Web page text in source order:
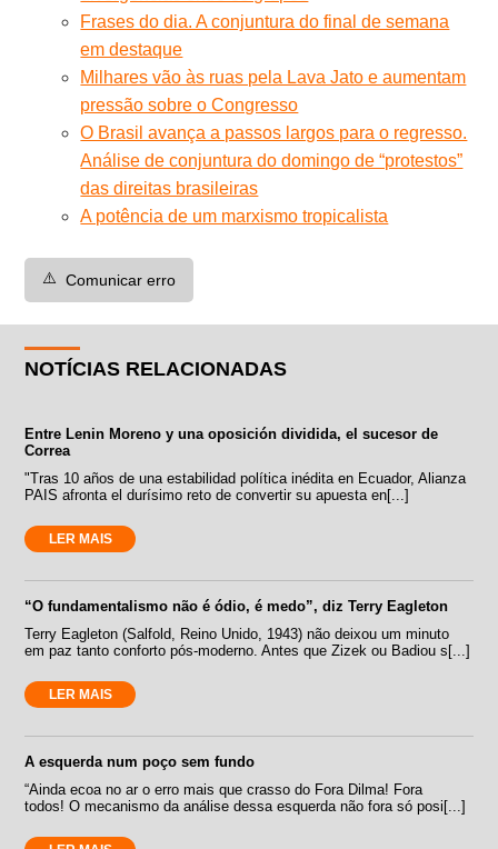
Frases do dia. A conjuntura do final de semana
em destaque
Milhares vão às ruas pela Lava Jato e aumentam
pressão sobre o Congresso
O Brasil avança a passos largos para o regresso.
Análise de conjuntura do domingo de “protestos”
das direitas brasileiras
A potência de um marxismo tropicalista
⚠️ Comunicar erro
NOTÍCIAS RELACIONADAS
Entre Lenin Moreno y una oposición dividida, el sucesor de
Correa
"Tras 10 años de una estabilidad política inédita en Ecuador, Alianza
PAIS afronta el durísimo reto de convertir su apuesta en[...]
LER MAIS
“O fundamentalismo não é ódio, é medo”, diz Terry Eagleton
Terry Eagleton (Salfold, Reino Unido, 1943) não deixou um minuto
em paz tanto conforto pós-moderno. Antes que Zizek ou Badiou s[...]
LER MAIS
A esquerda num poço sem fundo
“Ainda ecoa no ar o erro mais que crasso do Fora Dilma! Fora
todos! O mecanismo da análise dessa esquerda não fora só posi[...]